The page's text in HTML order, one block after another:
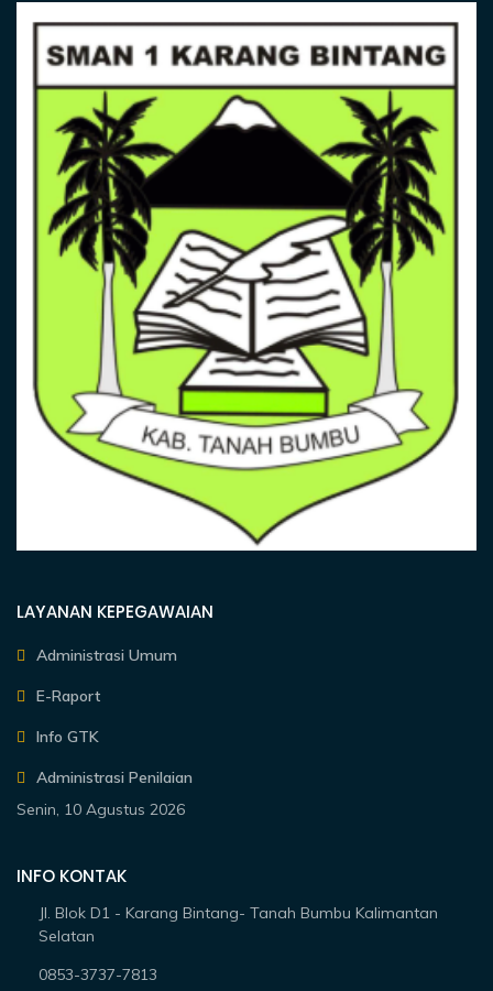
LAYANAN KEPEGAWAIAN
Administrasi Umum
E-Raport
Info GTK
Administrasi Penilaian
Senin, 10 Agustus 2026
INFO KONTAK
Jl. Blok D1 - Karang Bintang- Tanah Bumbu Kalimantan
Selatan
0853-3737-7813